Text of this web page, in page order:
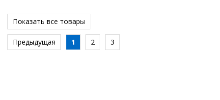
Показать все товары
Предыдущая 1 2 3